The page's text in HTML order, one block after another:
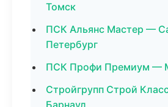
Томск
ПСК Альянс Мастер —
Петербург
ПСК Профи Премиум —
Стройгрупп Строй
Барнаул